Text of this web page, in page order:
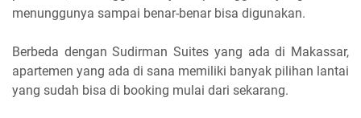
menunggunya sampai benar-benar bisa digunakan.
Berbeda dengan Sudirman Suites yang ada di Makassar,
apartemen yang ada di sana memiliki banyak pilihan lantai
yang sudah bisa di booking mulai dari sekarang.